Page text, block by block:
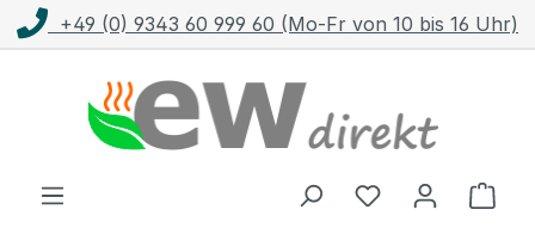
Zum Hauptinhalt springen
bis 16 Uhr) Kostenloser Versand mit DHL